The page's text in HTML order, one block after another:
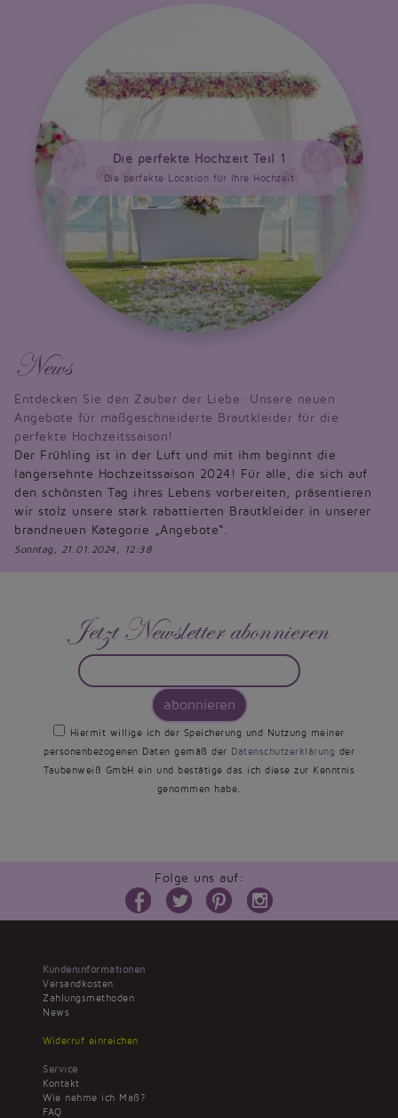
Die perfekte Hochzeit Teil 1
Die perfekte Location für Ihre Hochzeit
News
Entdecken Sie den Zauber der Liebe: Unsere neuen
Angebote für maßgeschneiderte Brautkleider für die
perfekte Hochzeitssaison!
Der Frühling ist in der Luft und mit ihm beginnt die
langersehnte Hochzeitssaison 2024! Für alle, die sich auf
den schönsten Tag ihres Lebens vorbereiten, präsentieren
wir stolz unsere stark rabattierten Brautkleider in unserer
brandneuen Kategorie „Angebote“.
Sonntag, 21.01.2024, 12:38
Jetzt Newsletter abonnieren
abonnieren
Hiermit willige ich der Speicherung und Nutzung meiner
personenbezogenen Daten gemäß der Datenschutzerklärung der
Taubenweiß GmbH ein und bestätige das ich diese zur Kenntnis
genommen habe.
Folge uns auf:
Kundeninformationen
Versandkosten
Zahlungsmethoden
News
Widerruf einreichen
Service
Kontakt
Wie nehme ich Maß?
FAQ